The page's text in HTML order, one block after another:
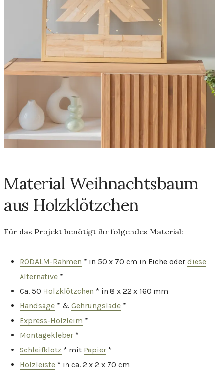
Material Weihnachtsbaum
aus Holzklötzchen
Für das Projekt benötigt ihr folgendes Material:
RÖDALM-Rahmen * in 50 x 70 cm in Eiche oder diese
Alternative *
Ca. 50 Holzklötzchen * in 8 x 22 x 160 mm
Handsäge * & Gehrungslade *
Express-Holzleim *
Montagekleber *
Schleifklotz * mit Papier *
Holzleiste * in ca. 2 x 2 x 70 cm